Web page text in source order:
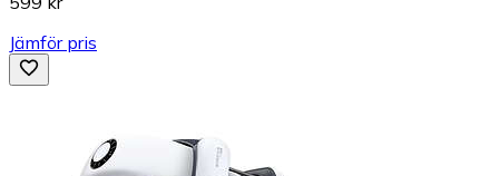
Jämför pris